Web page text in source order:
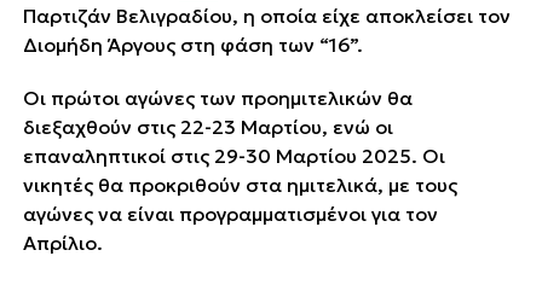
Παρτιζάν Βελιγραδίου, η οποία είχε αποκλείσει τον
Διομήδη Άργους στη φάση των “16”.
Οι πρώτοι αγώνες των προημιτελικών θα
διεξαχθούν στις 22-23 Μαρτίου, ενώ οι
επαναληπτικοί στις 29-30 Μαρτίου 2025. Οι
νικητές θα προκριθούν στα ημιτελικά, με τους
αγώνες να είναι προγραμματισμένοι για τον
Απρίλιο.